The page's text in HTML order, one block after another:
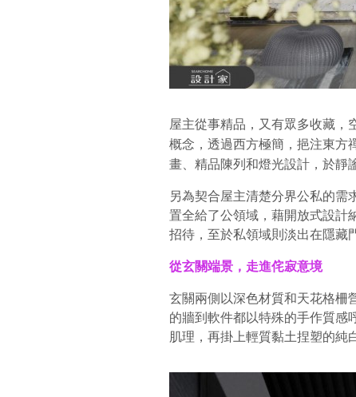
屋主從事精品，又有眾多收藏，
概念，透過西方極簡，挹注東方
畫、精品陳列和燈光設計，於靜
另為契合屋主清楚分界公私的需
置全給了公領域，藉開放式設計
招待，至於私領域則淡出在隱藏
從玄關端景，走進侘寂意境
玄關兩側以深色材質和天花格柵
的牆到軟件都以特殊的手作質感
肌理，再掛上輕質黏土捏塑的純